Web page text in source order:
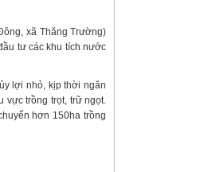
xã Thăng Trường)
tư các khu tích nước
lợi nhỏ, kịp thời ngăn
vực trồng trọt, trữ ngọt.
hơn 150ha trồng